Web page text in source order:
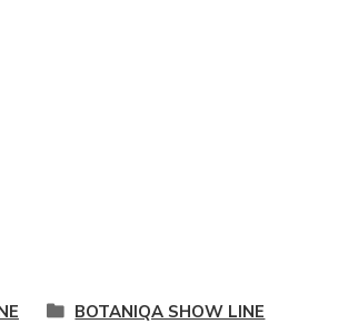
BOTANIQA SHOW LINE